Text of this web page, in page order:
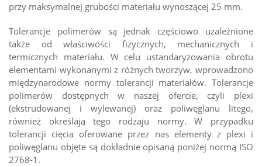
przy maksymalnej grubości materiału wynoszącej 25 mm.
Tolerancje polimerów są jednak częściowo uzależnione
także od właściwości fizycznych, mechanicznych i
termicznych materiału. W celu ustandaryzowania obrotu
elementami wykonanymi z różnych tworzyw, wprowadzono
międzynarodowe normy tolerancji materiałów. Tolerancje
polimerów dostępnych w naszej ofercie, czyli plexi
(ekstrudowanej i wylewanej) oraz poliwęglanu litego,
również określają tego rodzaju normy. W przypadku
tolerancji cięcia oferowane przez nas elementy z plexi i
poliwęglanu objęte są dokładnie opisaną poniżej normą ISO
2768-1.